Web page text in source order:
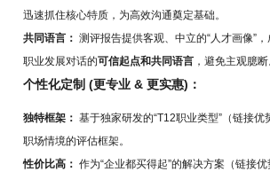
迅速抓住核心特质，为高效沟通奠定基础。
共同语言： 测评报告提供客观、中立的“人才画像”
职业发展对话的可信起点和共同语言 ，避免主观臆断
个性化定制 (更专业 & 更实惠)：
独特框架： 基于独家研发的“T12职业类型”（链接
职场情境的评估框架。
性价比高： 作为“企业都买得起”的解决方案（链接